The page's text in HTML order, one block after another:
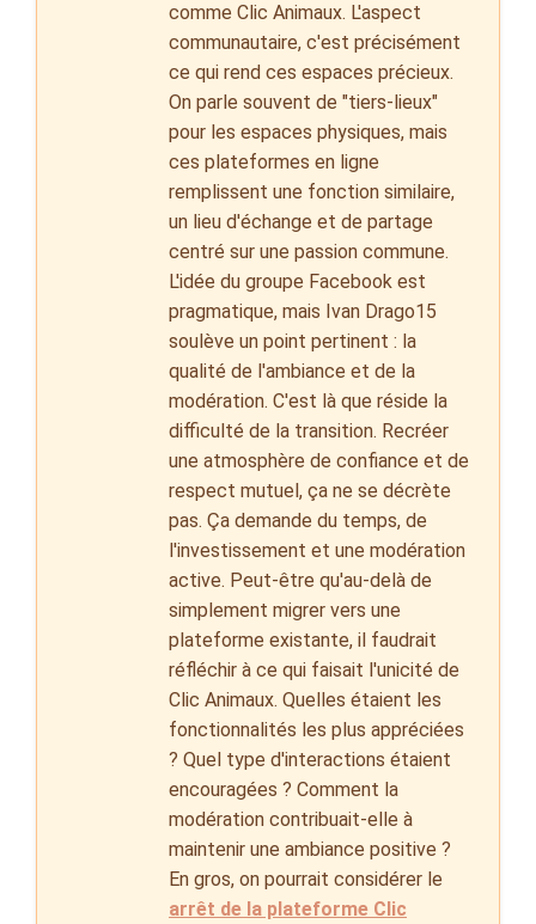
comme Clic Animaux. L'aspect
communautaire, c'est précisément
ce qui rend ces espaces précieux.
On parle souvent de "tiers-lieux"
pour les espaces physiques, mais
ces plateformes en ligne
remplissent une fonction similaire,
un lieu d'échange et de partage
centré sur une passion commune.
L'idée du groupe Facebook est
pragmatique, mais Ivan Drago15
soulève un point pertinent : la
qualité de l'ambiance et de la
modération. C'est là que réside la
difficulté de la transition. Recréer
une atmosphère de confiance et de
respect mutuel, ça ne se décrète
pas. Ça demande du temps, de
l'investissement et une modération
active. Peut-être qu'au-delà de
simplement migrer vers une
plateforme existante, il faudrait
réfléchir à ce qui faisait l'unicité de
Clic Animaux. Quelles étaient les
fonctionnalités les plus appréciées
? Quel type d'interactions étaient
encouragées ? Comment la
modération contribuait-elle à
maintenir une ambiance positive ?
En gros, on pourrait considérer le
arrêt de la plateforme Clic